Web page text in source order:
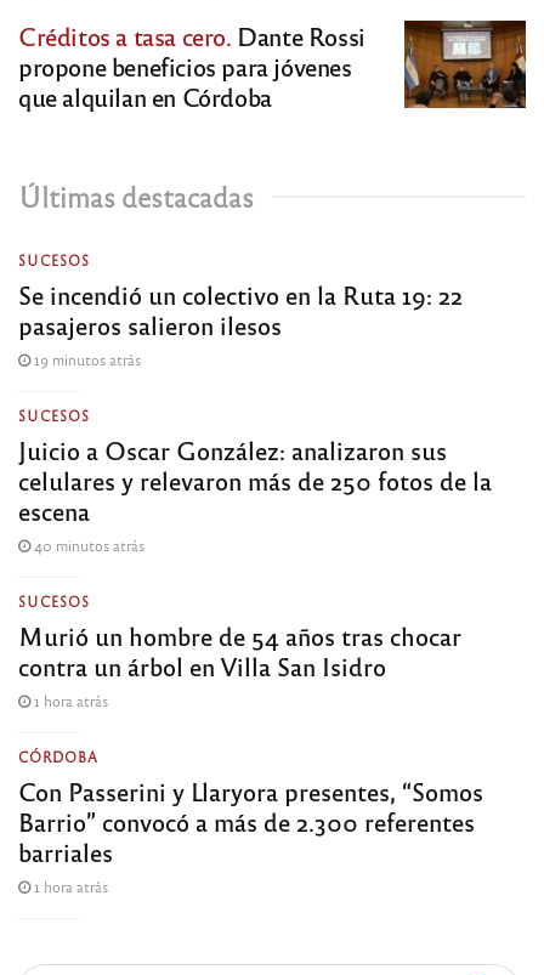
Créditos a tasa cero. Dante Rossi
propone beneficios para jóvenes
que alquilan en Córdoba
Últimas destacadas
SUCESOS
Se incendió un colectivo en la Ruta 19: 22
pasajeros salieron ilesos
19 minutos atrás
SUCESOS
Juicio a Oscar González: analizaron sus
celulares y relevaron más de 250 fotos de la
escena
40 minutos atrás
SUCESOS
Murió un hombre de 54 años tras chocar
contra un árbol en Villa San Isidro
1 hora atrás
CÓRDOBA
Con Passerini y Llaryora presentes, “Somos
Barrio” convocó a más de 2.300 referentes
barriales
1 hora atrás